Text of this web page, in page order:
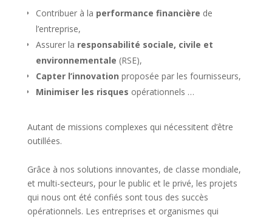
Contribuer à la performance financière de
l’entreprise,
Assurer la responsabilité sociale, civile et
environnementale (RSE),
Capter l’innovation proposée par les fournisseurs,
Minimiser les risques opérationnels …
Autant de missions complexes qui nécessitent d’être
outillées.
Grâce à nos solutions innovantes, de classe mondiale,
et multi-secteurs, pour le public et le privé, les projets
qui nous ont été confiés sont tous des succès
opérationnels. Les entreprises et organismes qui